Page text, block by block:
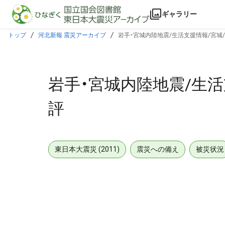
本文に飛ぶ
ギャラリー
トップ 河北新報 震災アーカイブ 岩手・宮城内陸地震/生活支援情報/宮
岩手・宮城内陸地震/生
評
東日本大震災 (2011) 震災への備え 被災状況